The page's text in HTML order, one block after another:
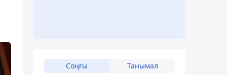
Соңғы Танымал